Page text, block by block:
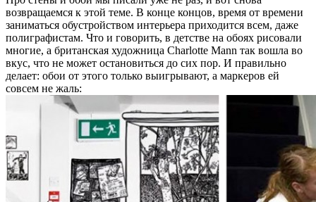
возвращаемся к этой теме. В конце концов, время от времени
заниматься обустройством интерьера приходится всем, даже
полиграфистам. Что и говорить, в детстве на обоях рисовали
многие, а британская художница Charlotte Mann так вошла во
вкус, что не может остановиться до сих пор. И правильно
делает: обои от этого только выигрывают, а маркеров ей
совсем не жаль: